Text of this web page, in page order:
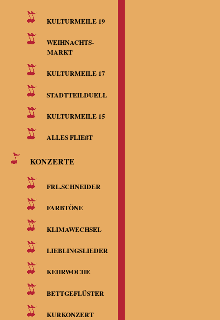
KULTURMEILE 19
WEIHNACHTS-
MARKT
KULTURMEILE 17
STADTTEILDUELL
KULTURMEILE 15
ALLES FLIEßT
KONZERTE
FRL.SCHNEIDER
FARBTÖNE
KLIMAWECHSEL
LIEBLINGSLIEDER
KEHRWOCHE
BETTGEFLÜSTER
KURKONZERT